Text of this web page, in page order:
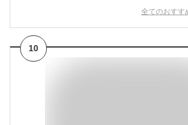
全てのおすす
10